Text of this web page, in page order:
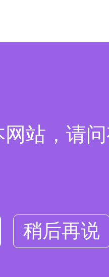
站，请
稍后再说